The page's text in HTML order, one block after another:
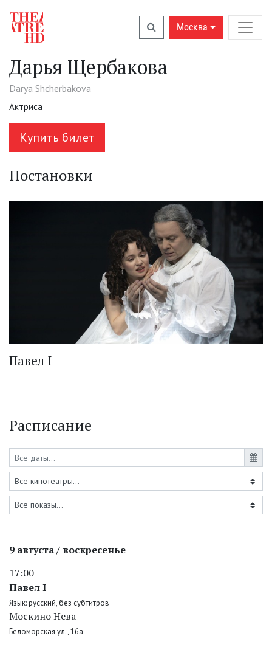
Москва
Дарья Щербакова
Darya Shcherbakova
Актриса
Купить билет
Постановки
Павел I
Расписание
9 августа / воскресенье
17:00
Павел I
Язык: русский, без субтитров
Москино Нева
Беломорская ул., 16а